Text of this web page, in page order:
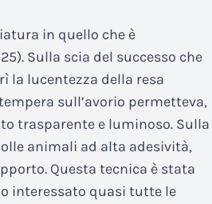
in quello che è
Sulla scia del successo che
la lucentezza della resa
sull’avorio permetteva,
trasparente e luminoso. Sulla
animali ad alta adesività,
Questa tecnica è stata
interessato quasi tutte le